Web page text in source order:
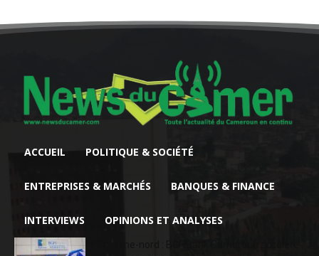
ACCUEIL POLITIQUE & SOCIÉTÉ
ENTREPRISES & MARCHÉS BANQUES & FINANCE
INTERVIEWS OPINIONS ET ANALYSES